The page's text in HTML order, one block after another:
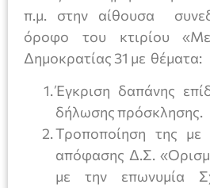
π.μ. στην αίθουσα
όροφο του κτιρίου
Δημοκρατίας 31 με θέματα:
Έγκριση δαπάνης
δήλωσης πρόσκλησης.
Τροποποίηση της
απόφασης Δ.Σ.
με την επωνυμία